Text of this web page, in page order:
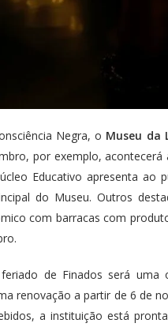
Negra, o Museu da
por exemplo,
Educativo apresenta
do Museu. Outros
com barracas com
de Finados será uma
renovação a partir de 6 de
a instituição está